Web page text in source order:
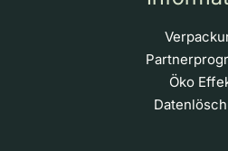
Öko